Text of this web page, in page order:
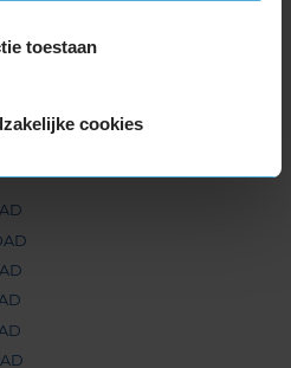
toestaan
cookies